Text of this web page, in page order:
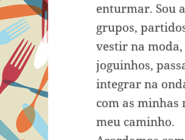
enturmar. Sou
grupos,
vestir na
joguinhos,
integrar na
com as minhas
meu caminho.